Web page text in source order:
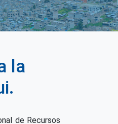
la
de Recursos